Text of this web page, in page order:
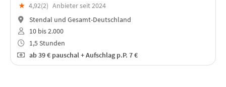
★ 4,92(2) Anbieter seit 2024
Stendal und Gesamt-Deutschland
10 bis 2.000
1,5 Stunden
ab39 € pauschal + Aufschlag p.P. 7 €